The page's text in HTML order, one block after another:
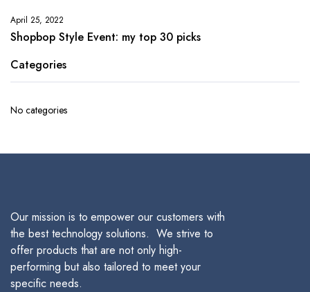
April 25, 2022
Shopbop Style Event: my top 30 picks
Categories
No categories
Our mission is to empower our customers with
the best technology solutions. We strive to
offer products that are not only high-
performing but also tailored to meet your
specific needs.